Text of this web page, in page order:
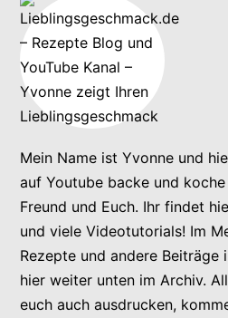
Mein Name ist Yvonne und
auf Youtube backe und
Freund und Euch. Ihr findet
und viele Videotutorials! Im
Rezepte und andere
hier weiter unten im Archiv.
euch auch ausdrucken,